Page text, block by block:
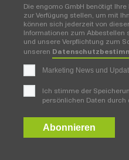
Die engomo GmbH benötigt
zur Verfügung stellen, um mit
können sich jederzeit von
Informationen zum
und unsere Verpflichtung zum
unseren
Marketing News und
Ich stimme der
persönlichen Daten durch